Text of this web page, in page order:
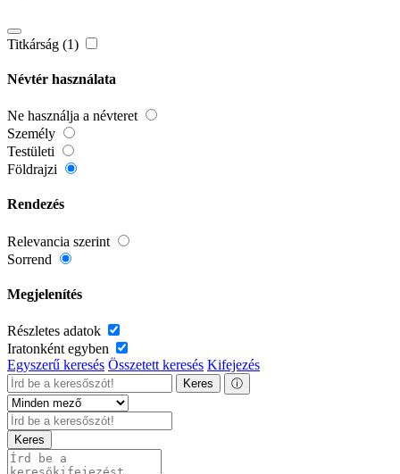
Titkárság (1)
Névtér használata
Ne használja a névteret
Személy
Testületi
Földrajzi
Rendezés
Relevancia szerint
Sorrend
Megjelenítés
Részletes adatok
Iratonként egyben
Egyszerű keresés Összetett keresés Kifejezés
Keres ⓘ
Keres